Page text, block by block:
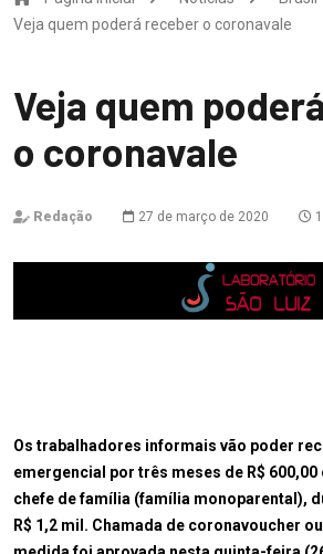
Veja quem poderá receber o coronavale
Veja quem
o coronavale
Redação 27 de março de 2020
Os trabalhadores informais vão poder
emergencial por três meses de R$ 600,00
chefe de família (família monoparental),
R$ 1,2 mil. Chamada de coronavoucher